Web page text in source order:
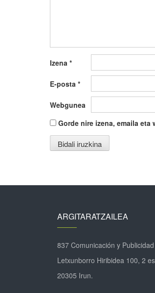
Izena *
E-posta *
Webgunea
Gorde nire izena, emaila
ARGITARATZAILEA
837 Comunicación y
Letxunborro Hiribidea 100, 2
20305 Irun.